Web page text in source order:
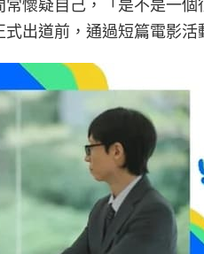
懷疑自己，「是不是一個
出道前，通過短篇電影活